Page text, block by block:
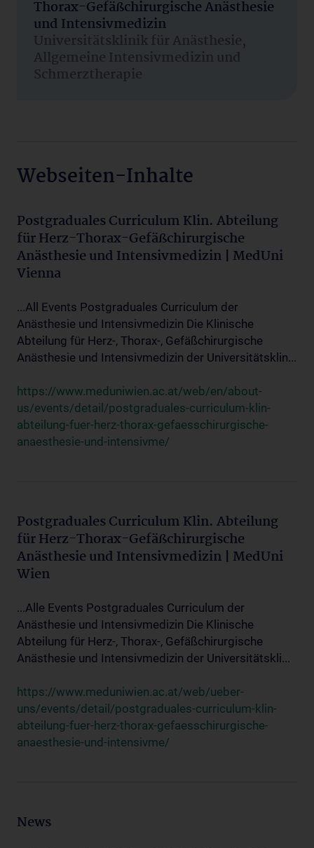
Thorax-Gefäßchirurgische Anästhesie
und Intensivmedizin
Universitätsklinik für Anästhesie,
Allgemeine Intensivmedizin und
Schmerztherapie
Webseiten-Inhalte
Postgraduales Curriculum Klin. Abteilung
für Herz-Thorax-Gefäßchirurgische
Anästhesie und Intensivmedizin | MedUni
Vienna
...All Events Postgraduales Curriculum der
Anästhesie und Intensivmedizin Die Klinische
Abteilung für Herz-, Thorax-, Gefäßchirurgische
Anästhesie und Intensivmedizin der Universitätsklin...
https://www.meduniwien.ac.at/web/en/about-
us/events/detail/postgraduales-curriculum-klin-
abteilung-fuer-herz-thorax-gefaesschirurgische-
anaesthesie-und-intensivme/
Postgraduales Curriculum Klin. Abteilung
für Herz-Thorax-Gefäßchirurgische
Anästhesie und Intensivmedizin | MedUni
Wien
...Alle Events Postgraduales Curriculum der
Anästhesie und Intensivmedizin Die Klinische
Abteilung für Herz-, Thorax-, Gefäßchirurgische
Anästhesie und Intensivmedizin der Universitätskli...
https://www.meduniwien.ac.at/web/ueber-
uns/events/detail/postgraduales-curriculum-klin-
abteilung-fuer-herz-thorax-gefaesschirurgische-
anaesthesie-und-intensivme/
News